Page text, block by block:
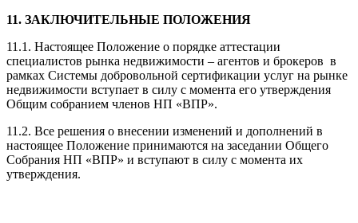
11. ЗАКЛЮЧИТЕЛЬНЫЕ ПОЛОЖЕНИЯ
11.1. Настоящее Положение о порядке аттестации
специалистов рынка недвижимости – агентов и брокеров в
рамках Системы добровольной сертификации услуг на рынке
недвижимости вступает в силу с момента его утверждения
Общим собранием членов НП «ВПР».
11.2. Все решения о внесении изменений и дополнений в
настоящее Положение принимаются на заседании Общего
Собрания НП «ВПР» и вступают в силу с момента их
утверждения.